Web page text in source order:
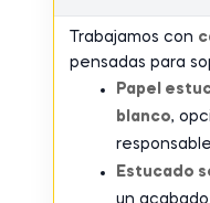
Trabajamos con
pensadas para
Papel
blanco,
Estucado